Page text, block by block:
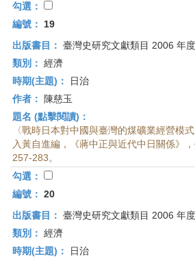
勾選：
編號：
19
出版書目： 臺灣史研究文獻類目 2006 年度
類別： 經濟
時期(主題)：
日治
作者：
陳慈玉
題名 (點擊閱讀)：
〈戰時日本對中國與臺灣的煤礦業經營模
入黃自進編，《蔣中正與近代中日關係》
257-283。
勾選：
編號： 20
出版書目： 臺灣史研究文獻類目 2006 年度
類別： 經濟
時期(主題)：
日治